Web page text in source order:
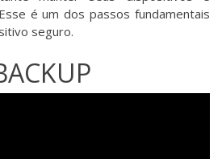
é um dos passos fundamentais
seguro.